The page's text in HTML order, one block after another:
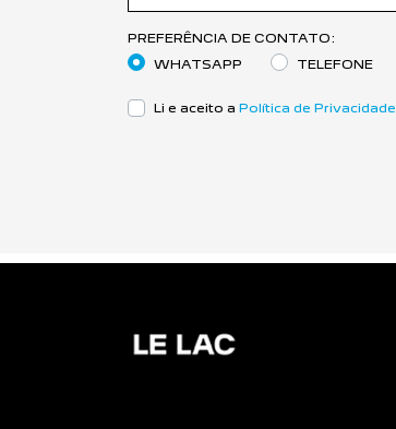
PREFERÊNCIA DE CONTATO:
WHATSAPP
TELEFONE
Li e aceito a Política de Privacidade